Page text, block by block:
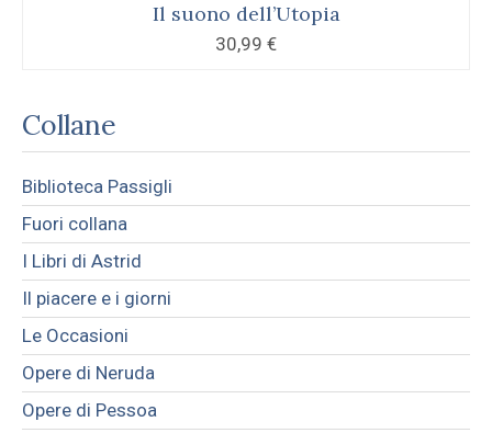
Il suono dell’Utopia
30,99 €
Collane
Biblioteca Passigli
Fuori collana
I Libri di Astrid
Il piacere e i giorni
Le Occasioni
Opere di Neruda
Opere di Pessoa